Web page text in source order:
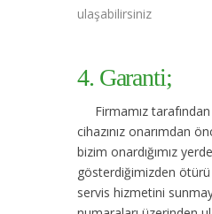
ulaşabilirsiniz
4. Garanti;
Firmamız
cihazınız onarımdan
bizim onardığımız
gösterdiğimizden
servis hizmetini